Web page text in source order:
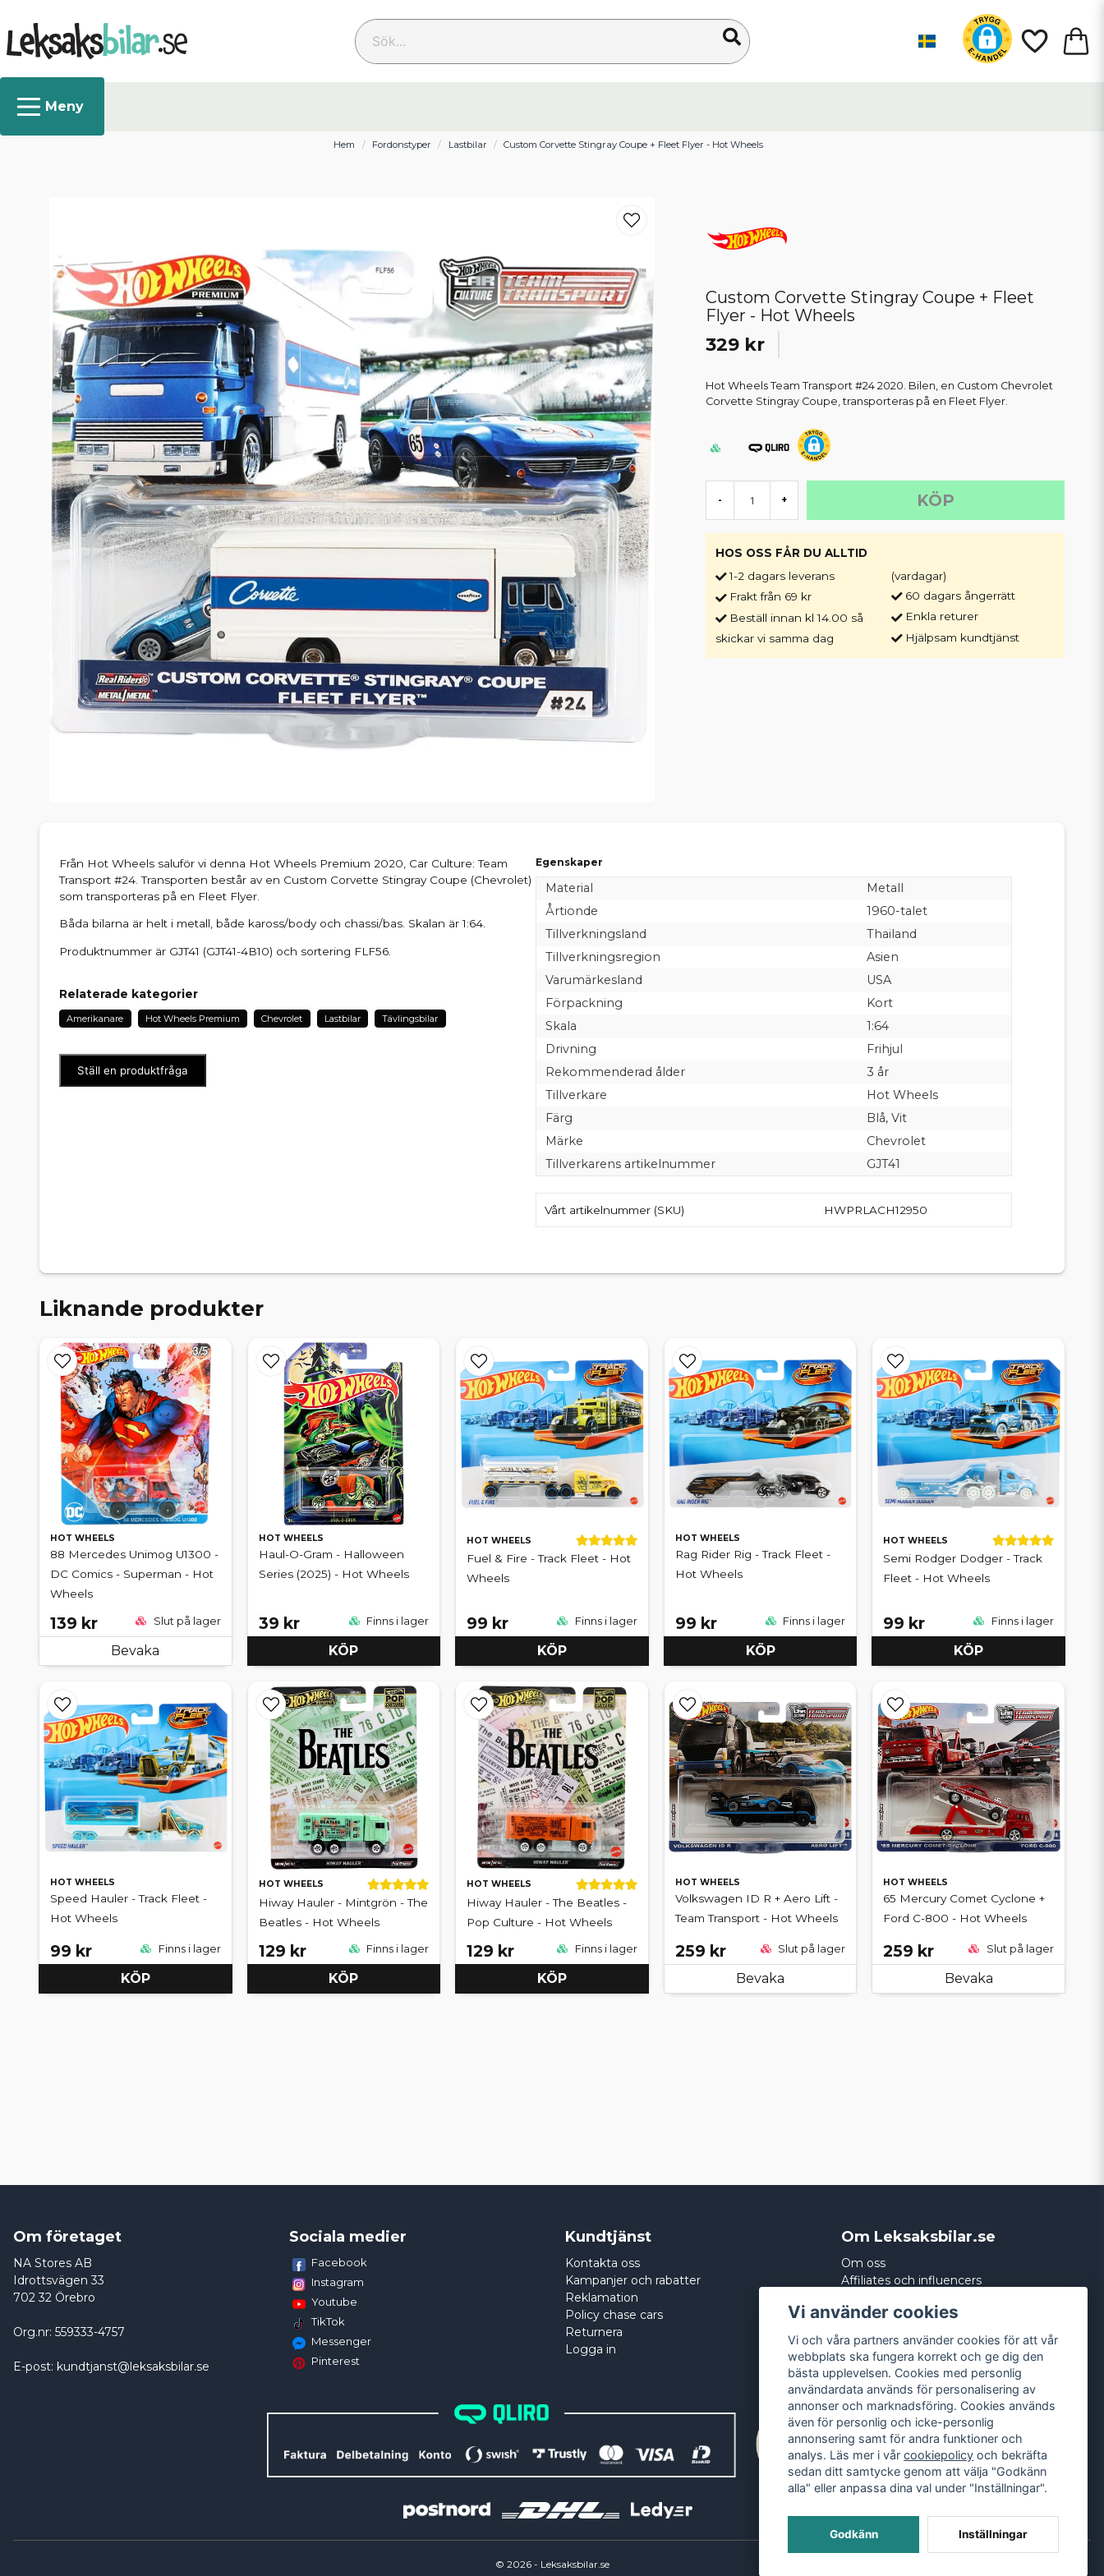
Sök...
Hem Fordonstyper Lastbilar Custom Corvette Stingray Coupe + Fleet Flyer - Hot Wheels
Custom Corvette Stingray Coupe + Fleet
Flyer - Hot Wheels
329 kr
Hot Wheels Team Transport #24 2020. Bilen, en Custom Chevrolet
Corvette Stingray Coupe, transporteras på en Fleet Flyer.
- + KÖP
HOS OSS FÅR DU ALLTID
1-2 dagars leverans
Frakt från 69 kr
Beställ innan kl 14.00 så
skickar vi samma dag
(vardagar)
60 dagars ångerrätt
Enkla returer
Hjälpsam kundtjänst
Från Hot Wheels saluför vi denna Hot Wheels Premium 2020, Car Culture: Team
Transport #24. Transporten består av en Custom Corvette Stingray Coupe (Chevrolet)
som transporteras på en Fleet Flyer.
Båda bilarna är helt i metall, både kaross/body och chassi/bas. Skalan är 1:64.
Produktnummer är GJT41 (GJT41-4B10) och sortering FLF56.
Relaterade kategorier
Amerikanare Hot Wheels Premium Chevrolet Lastbilar Tävlingsbilar
Ställ en produktfråga
Egenskaper
Material
Metall
Årtionde
1960-talet
Tillverkningsland
Thailand
Tillverkningsregion
Asien
Varumärkesland
USA
Förpackning
Kort
Skala
1:64
Drivning
Frihjul
Rekommenderad ålder
3 år
Tillverkare
Hot Wheels
Färg
Blå, Vit
Märke
Chevrolet
Tillverkarens artikelnummer
GJT41
Vårt artikelnummer (SKU) HWPRLACH12950
Liknande produkter
HOT WHEELS
88 Mercedes Unimog U1300 -
DC Comics - Superman - Hot
Wheels
139 kr Slut på lager
Bevaka
HOT WHEELS
Haul-O-Gram - Halloween
Series (2025) - Hot Wheels
39 kr Finns i lager
KÖP
HOT WHEELS
Fuel & Fire - Track Fleet - Hot
Wheels
99 kr Finns i lager
KÖP
HOT WHEELS
Rag Rider Rig - Track Fleet -
Hot Wheels
99 kr Finns i lager
KÖP
HOT WHEELS
Semi Rodger Dodger - Track
Fleet - Hot Wheels
99 kr Finns i lager
KÖP
HOT WHEELS
Speed Hauler - Track Fleet -
Hot Wheels
99 kr Finns i lager
KÖP
HOT WHEELS
Hiway Hauler - Mintgrön - The
Beatles - Hot Wheels
129 kr Finns i lager
KÖP
HOT WHEELS
Hiway Hauler - The Beatles -
Pop Culture - Hot Wheels
129 kr Finns i lager
KÖP
HOT WHEELS
Volkswagen ID R + Aero Lift -
Team Transport - Hot Wheels
259 kr Slut på lager
Bevaka
HOT WHEELS
65 Mercury Comet Cyclone +
Ford C-800 - Hot Wheels
259 kr Slut på lager
Bevaka
Om företaget
NA Stores AB
Idrottsvägen 33
702 32 Örebro
Org.nr: 559333-4757
E-post: kundtjanst@leksaksbilar.se
Sociala medier
Facebook
Instagram
Youtube
TikTok
Messenger
Pinterest
Kundtjänst
Kontakta oss
Kampanjer och rabatter
Reklamation
Policy chase cars
Returnera
Logga in
Om Leksaksbilar.se
Om oss
Affiliates och influencers
Integritetspolicy
© 2026- Leksaksbilar.se
Vi använder cookies
Vi och våra partners använder cookies för att vår
webbplats ska fungera korrekt och ge dig den
bästa upplevelsen. Cookies med personlig
användardata används för personalisering av
annonser och marknadsföring. Cookies används
även för personlig och icke-personlig
annonsering samt för andra funktioner och
analys. Läs mer i vårcookiepolicy och bekräfta
sedan ditt samtycke genom att välja "Godkänn
alla" eller anpassa dina val under "Inställningar".
Godkänn Inställningar